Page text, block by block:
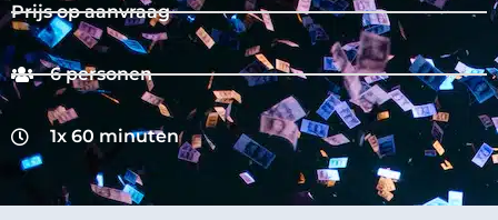
Prijs op aanvraag
6 personen
1x 60 minuten